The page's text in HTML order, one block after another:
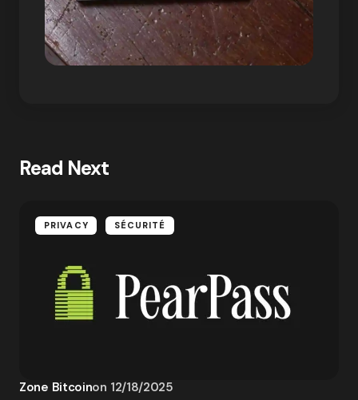
Read Next
PRIVACY SÉCURITÉ
Zone Bitcoinon 12/18/2025